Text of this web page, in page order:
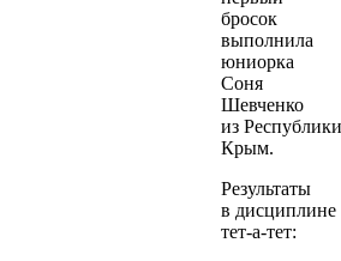
бросок
выполнила
юниорка
Соня
Шевченко
из Республики
Крым.
Результаты
в дисциплине
тет-а-тет: